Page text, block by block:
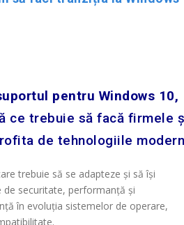
pentru Windows 10,
ce trebuie să facă firmele
de tehnologiile
trebuie să se adapteze și să își
securitate, performanță și
în evoluția sistemelor de operare,